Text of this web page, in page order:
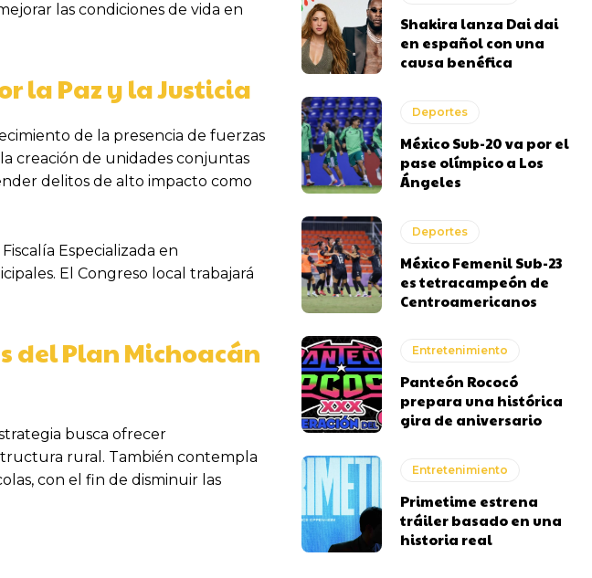
las condiciones de vida en
la Paz y la Justicia
de la presencia de fuerzas
creación de unidades conjuntas
delitos de alto impacto como
Especializada en
El Congreso local trabajará
del Plan Michoacán
busca ofrecer
rural. También contempla
con el fin de disminuir las
Shakira lanza Dai dai
en español con una
causa benéfica
Deportes
México Sub-20 va por el
pase olímpico a Los
Ángeles
Deportes
México Femenil Sub-23
es tetracampeón de
Centroamericanos
Entretenimiento
Panteón Rococó
prepara una histórica
gira de aniversario
Entretenimiento
Primetime estrena
tráiler basado en una
historia real